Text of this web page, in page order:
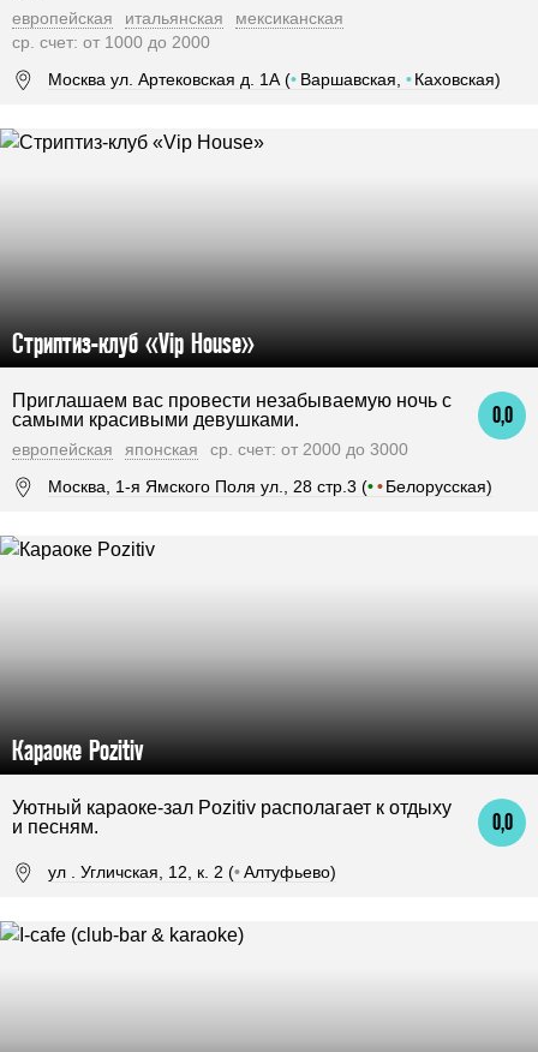
европейская итальянская
мексиканская
ср. счет: от 1000 до 2000
Москва ул. Артековская д. 1А (• Варшавская, • Каховская)
Стриптиз-клуб «Vip House»
0,0
Приглашаем вас провести незабываемую ночь с
самыми красивыми девушками.
европейская японская
ср. счет: от 2000 до 3000
Москва, 1-я Ямского Поля ул., 28 стр.3 (•• Белорусская)
Караоке Pozitiv
0,0
Уютный караоке-зал Pozitiv располагает к отдыху
и песням.
ул . Угличская, 12, к. 2 (•Алтуфьево)